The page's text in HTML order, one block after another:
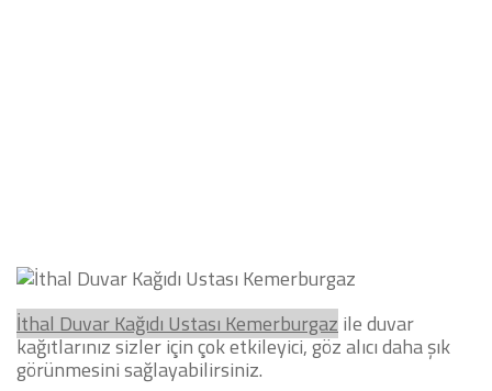
İthal Duvar Kağıdı Ustası Kemerburgaz ile duvar
kağıtlarınız sizler için çok etkileyici, göz alıcı daha şık
görünmesini sağlayabilirsiniz.